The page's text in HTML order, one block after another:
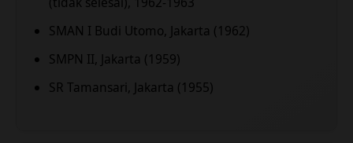
SMAN I Budi Utomo, Jakarta (1962)
SMPN II, Jakarta (1959)
SR Tamansari, Jakarta (1955)